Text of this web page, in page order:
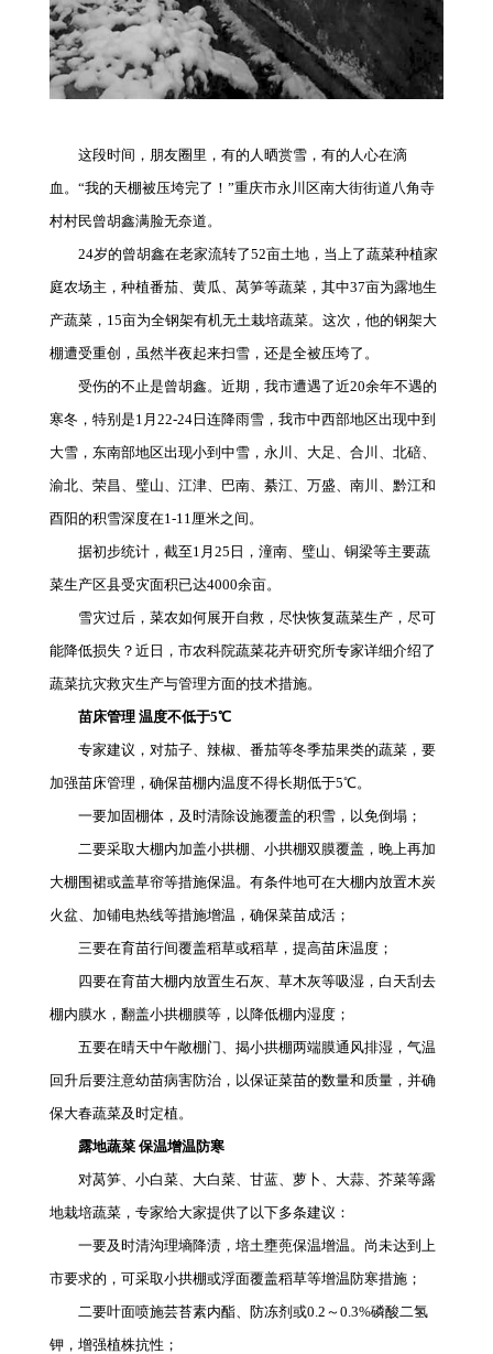
这段时间，朋友圈里，有的人晒赏雪，有的人心在滴
血。“我的天棚被压垮完了！”重庆市永川区南大街街道八角寺
村村民曾胡鑫满脸无奈道。
24岁的曾胡鑫在老家流转了52亩土地，当上了蔬菜种植家
庭农场主，种植番茄、黄瓜、莴笋等蔬菜，其中37亩为露地生
产蔬菜，15亩为全钢架有机无土栽培蔬菜。这次，他的钢架大
棚遭受重创，虽然半夜起来扫雪，还是全被压垮了。
受伤的不止是曾胡鑫。近期，我市遭遇了近20余年不遇的
寒冬，特别是1月22-24日连降雨雪，我市中西部地区出现中到
大雪，东南部地区出现小到中雪，永川、大足、合川、北碚、
渝北、荣昌、璧山、江津、巴南、綦江、万盛、南川、黔江和
酉阳的积雪深度在1-11厘米之间。
据初步统计，截至1月25日，潼南、璧山、铜梁等主要蔬
菜生产区县受灾面积已达4000余亩。
雪灾过后，菜农如何展开自救，尽快恢复蔬菜生产，尽可
能降低损失？近日，市农科院蔬菜花卉研究所专家详细介绍了
蔬菜抗灾救灾生产与管理方面的技术措施。
苗床管理 温度不低于5℃
专家建议，对茄子、辣椒、番茄等冬季茄果类的蔬菜，要
加强苗床管理，确保苗棚内温度不得长期低于5℃。
一要加固棚体，及时清除设施覆盖的积雪，以免倒塌；
二要采取大棚内加盖小拱棚、小拱棚双膜覆盖，晚上再加
大棚围裙或盖草帘等措施保温。有条件地可在大棚内放置木炭
火盆、加铺电热线等措施增温，确保菜苗成活；
三要在育苗行间覆盖稻草或稻草，提高苗床温度；
四要在育苗大棚内放置生石灰、草木灰等吸湿，白天刮去
棚内膜水，翻盖小拱棚膜等，以降低棚内湿度；
五要在晴天中午敞棚门、揭小拱棚两端膜通风排湿，气温
回升后要注意幼苗病害防治，以保证菜苗的数量和质量，并确
保大春蔬菜及时定植。
露地蔬菜 保温增温防寒
对莴笋、小白菜、大白菜、甘蓝、萝卜、大蒜、芥菜等露
地栽培蔬菜，专家给大家提供了以下多条建议：
一要及时清沟理墒降渍，培土壅蔸保温增温。尚未达到上
市要求的，可采取小拱棚或浮面覆盖稻草等增温防寒措施；
二要叶面喷施芸苔素内酯、防冻剂或0.2～0.3%磷酸二氢
钾，增强植株抗性；